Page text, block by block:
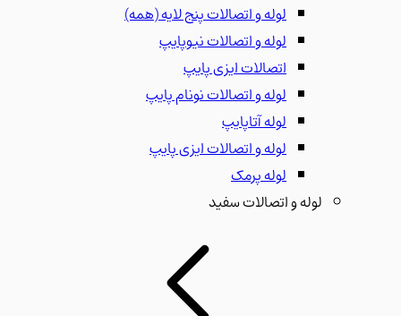
لوله و اتصالات پنج لایه(همه)
لوله و اتصالات نیوپایپ
اتصالات ایزی پایپ
لوله و اتصالات نونام پایپ
لوله آتاپایپ
لوله و اتصالات ایزی پایپ
لوله پرمک
لوله و اتصالات سفید